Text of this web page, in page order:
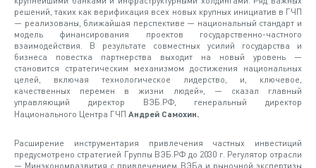
решений, таких как верификация всех новых крупных инициатив в ГЧП
— реализованы, ближайшая перспективе — национальный стандарт и
модель финансирования проектов государственно-частного
взаимодействия. В результате совместных усилий государства и
бизнеса повестка партнерства выходит на новый уровень —
становится стратегическим механизмом достижения национальных
целей, включая технологическое лидерство, и, ключевое,
качественных перемен в жизни людей», — сказал главный
управляющий директор ВЭБ.РФ, генеральный директор
Национального Центра ГЧП Андрей Самохин.
Расширение инструментария привлечения частных инвестиций
предусмотрено стратегией Группы ВЭБ.РФ до 2030 г. Регулятор отрасли
— Минэкономразвития с привлечением ВЭБа и рыночной экспертизы